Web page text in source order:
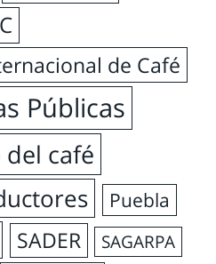
de Café
Públicas
del café
Puebla
SADER SAGARPA